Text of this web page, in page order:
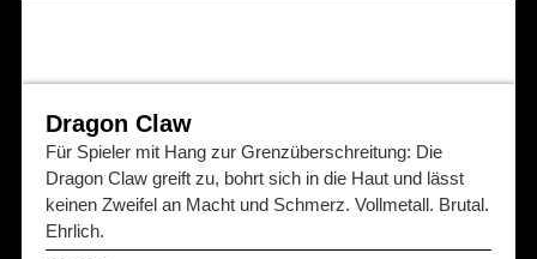
Dragon Claw
Für Spieler mit Hang zur Grenzüberschreitung: Die
Dragon Claw greift zu, bohrt sich in die Haut und lässt
keinen Zweifel an Macht und Schmerz. Vollmetall. Brutal.
Ehrlich.